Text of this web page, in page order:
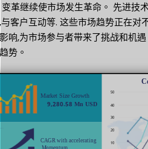
革继续使市场发生革命。 先进技
客户互动等. 这些市场趋势正在对
响,为市场参与者带来了挑战和机
势。